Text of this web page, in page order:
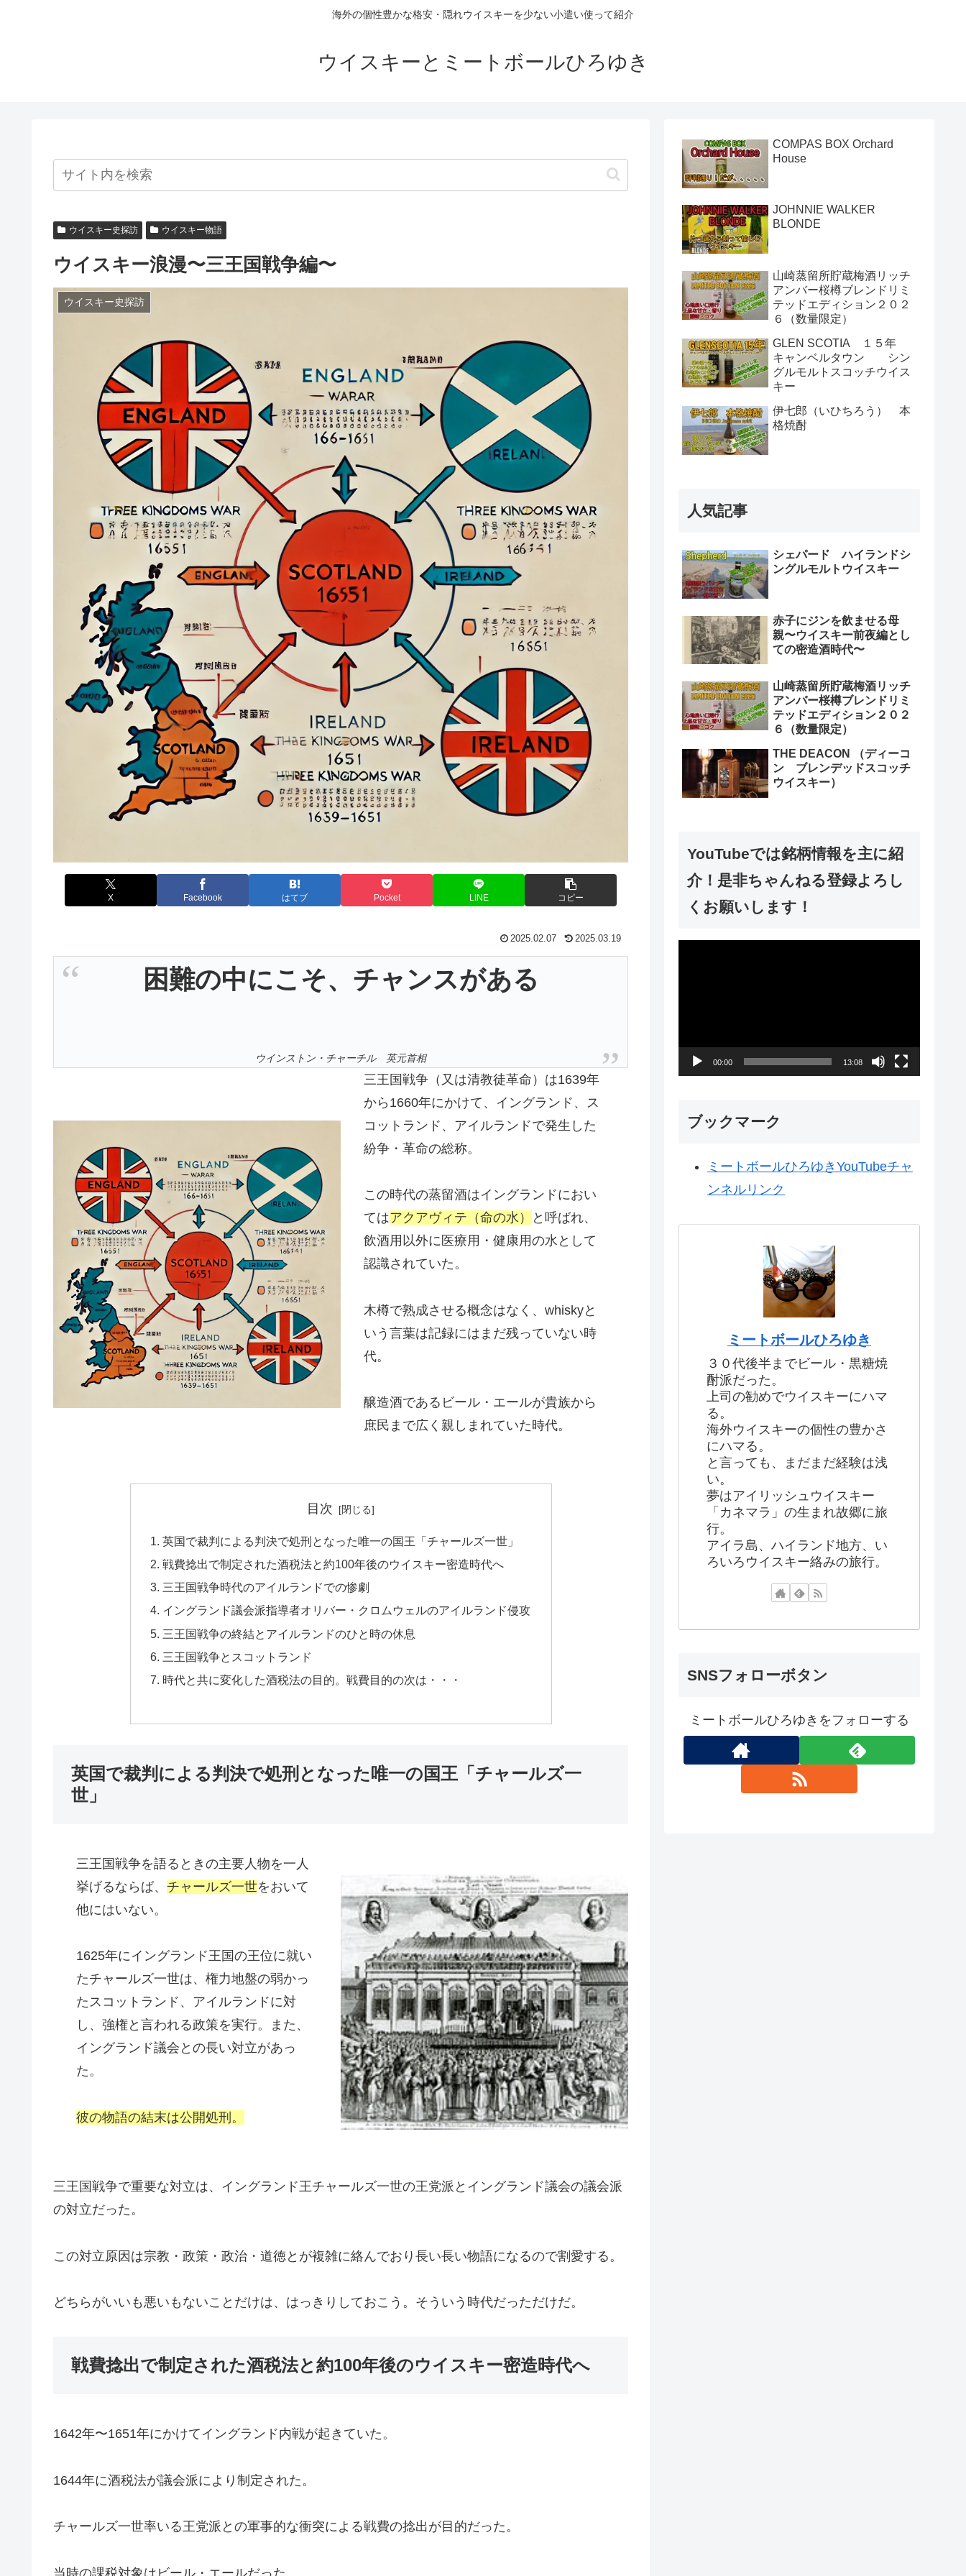
海外の個性豊かな格安・隠れウイスキーを少ない小遣い使って紹介
ウイスキーとミートボールひろゆき
ウイスキー史探訪 ウイスキー物語
ウイスキー浪漫〜三王国戦争編〜
ウイスキー史探訪
X Facebook はてブ Pocket LINE コピー
2025.02.07 2025.03.19
困難の中にこそ、チャンスがある
ウインストン・チャーチル 英元首相
三王国戦争（又は清教徒革命）は1639年
から1660年にかけて、イングランド、ス
コットランド、アイルランドで発生した
紛争・革命の総称。
この時代の蒸留酒はイングランドにおい
てはアクアヴィテ（命の水）
と呼ばれ、
飲酒用以外に医療用・健康用の水として
認識されていた。
木樽で熟成させる概念はなく、whiskyと
いう言葉は記録にはまだ残っていない時
代。
醸造酒であるビール・エールが貴族から
庶民まで広く親しまれていた時代。
目次
英国で裁判による判決で処刑となった唯一の国王「チャールズ一世」
戦費捻出で制定された酒税法と約100年後のウイスキー密造時代へ
三王国戦争時代のアイルランドでの惨劇
イングランド議会派指導者オリバー・クロムウェルのアイルランド侵攻
三王国戦争の終結とアイルランドのひと時の休息
三王国戦争とスコットランド
時代と共に変化した酒税法の目的。戦費目的の次は・・・
英国で裁判による判決で処刑となった唯一の国王「チャールズ一
世」
三王国戦争を語るときの主要人物を一人
挙げるならば、 チャールズ一世をおいて
他にはいない。
1625年にイングランド王国の王位に就い
たチャールズ一世は、権力地盤の弱かっ
たスコットランド、アイルランドに対
し、強権と言われる政策を実行。また、
イングランド議会との長い対立があっ
た。
彼の物語の結末は公開処刑。
三王国戦争で重要な対立は、イングランド王チャールズ一世の王党派とイングランド議会の議会派
の対立だった。
この対立原因は宗教・政策・政治・道徳とが複雑に絡んでおり長い長い物語になるので割愛する。
どちらがいいも悪いもないことだけは、はっきりしておこう。そういう時代だっただけだ。
戦費捻出で制定された酒税法と約100年後のウイスキー密造時代へ
1642年〜1651年にかけてイングランド内戦が起きていた。
1644年に酒税法が議会派により制定された。
チャールズ一世率いる王党派との軍事的な衝突による戦費の捻出が目的だった。
当時の課税対象はビール・エールだった。
COMPAS BOX Orchard
House
JOHNNIE WALKER
BLONDE
山崎蒸留所貯蔵梅酒リッチ
アンバー桜樽ブレンドリミ
テッドエディション２０２
６（数量限定）
GLEN SCOTIA １５年
キャンベルタウン シン
グルモルトスコッチウイス
キー
伊七郎（いひちろう） 本
格焼酎
人気記事
シェパード ハイランドシ
ングルモルトウイスキー
赤子にジンを飲ませる母
親〜ウイスキー前夜編とし
ての密造酒時代〜
山崎蒸留所貯蔵梅酒リッチ
アンバー桜樽ブレンドリミ
テッドエディション２０２
６（数量限定）
THE DEACON （ディーコ
ン ブレンデッドスコッチ
ウイスキー）
YouTubeでは銘柄情報を主に紹
介！是非ちゃんねる登録よろし
くお願いします！
00:00 13:08
ブックマーク
ミートボールひろゆきYouTubeチャ
ンネルリンク
ミートボールひろゆき
３０代後半までビール・黒糖焼
酎派だった。
上司の勧めでウイスキーにハマ
る。
海外ウイスキーの個性の豊かさ
にハマる。
と言っても、まだまだ経験は浅
い。
夢はアイリッシュウイスキー
「カネマラ」の生まれ故郷に旅
行。
アイラ島、ハイランド地方、い
ろいろウイスキー絡みの旅行。
SNSフォローボタン
ミートボールひろゆきをフォローする